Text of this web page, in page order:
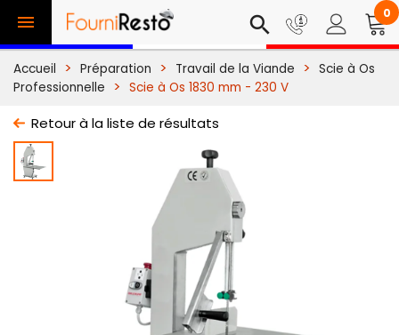
 search 0
Accueil Préparation Travail de la Viande
Scie à Os
Professionnelle
Scie à Os 1830 mm - 230 V
Retour à la liste de résultats